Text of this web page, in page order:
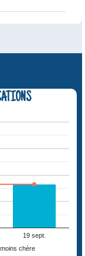
chère
19 sept.